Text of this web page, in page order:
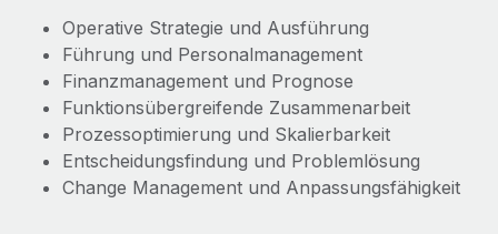
Operative Strategie und Ausführung
Führung und Personalmanagement
Finanzmanagement und Prognose
Funktionsübergreifende Zusammenarbeit
Prozessoptimierung und Skalierbarkeit
Entscheidungsfindung und Problemlösung
Change Management und Anpassungsfähigkeit